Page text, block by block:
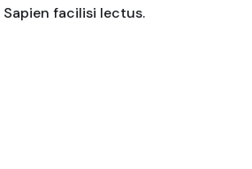
facilisi lectus.